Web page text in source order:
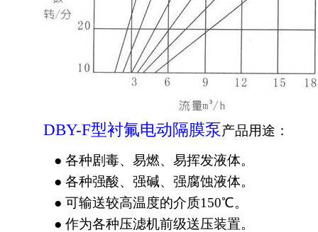
DBY-F型衬氟电动隔膜泵产品用途：
● 各种剧毒、易燃、易挥发液体。
● 各种强酸、强碱、强腐蚀液体。
● 可输送较高温度的介质150℃。
● 作为各种压滤机前级送压装置。